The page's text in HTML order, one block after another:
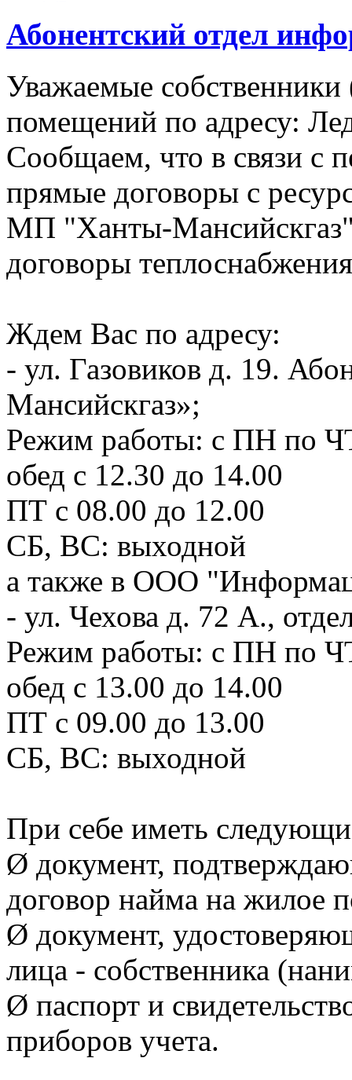
Абонентский отдел
Уважаемые
помещений по адресу:
Сообщаем, что в связи с
прямые договоры с
МП "Ханты-
договоры
Ждем Вас по адресу:
- ул. Газовиков д. 19.
Мансийскгаз»;
Режим работы: с ПН по
обед с 12.30 до 14.00
ПТ с 08.00 до 12.00
СБ, ВС: выходной
а также в ООО
- ул. Чехова д. 72 А.,
Режим работы: с ПН по
обед с 13.00 до 14.00
ПТ с 09.00 до 13.00
СБ, ВС: выходной
При себе иметь
Ø документ,
договор найма на жилое
Ø документ,
лица - собственника
Ø паспорт и
приборов учета.